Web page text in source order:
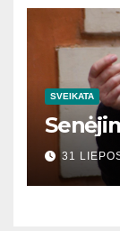
SVEIKATA
31